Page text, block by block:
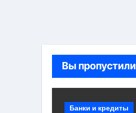
Вы пропустили
Банки и кредиты